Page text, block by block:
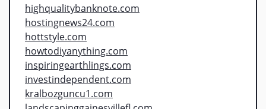
highqualitybanknote.com
hostingnews24.com
hottstyle.com
howtodiyanything.com
inspiringearthlings.com
investindependent.com
kralbozguncu1.com